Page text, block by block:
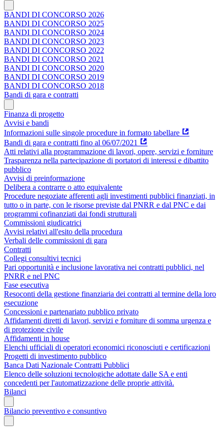
BANDI DI CONCORSO 2026
BANDI DI CONCORSO 2025
BANDI DI CONCORSO 2024
BANDI DI CONCORSO 2023
BANDI DI CONCORSO 2022
BANDI DI CONCORSO 2021
BANDI DI CONCORSO 2020
BANDI DI CONCORSO 2019
BANDI DI CONCORSO 2018
Bandi di gara e contratti
Finanza di progetto
Avvisi e bandi
Informazioni sulle singole procedure in formato tabellare
Bandi di gara e contratti fino al 06/07/2021
Atti relativi alla programmazione di lavori, opere, servizi e forniture
Trasparenza nella partecipazione di portatori di interessi e dibattito
pubblico
Avvisi di preinformazione
Delibera a contrarre o atto equivalente
Procedure negoziate afferenti agli investimenti pubblici finanziati, in
tutto o in parte, con le risorse previste dal PNRR e dal PNC e dai
programmi cofinanziati dai fondi strutturali
Commissioni giudicatrici
Avvisi relativi all'esito della procedura
Verbali delle commissioni di gara
Contratti
Collegi consultivi tecnici
Pari opportunità e inclusione lavorativa nei contratti pubblici, nel
PNRR e nel PNC
Fase esecutiva
Resoconti della gestione finanziaria dei contratti al termine della loro
esecuzione
Concessioni e partenariato pubblico privato
Affidamenti diretti di lavori, servizi e forniture di somma urgenza e
di protezione civile
Affidamenti in house
Elenchi ufficiali di operatori economici riconosciuti e certificazioni
Progetti di investimento pubblico
Banca Dati Nazionale Contratti Pubblici
Elenco delle soluzioni tecnologiche adottate dalle SA e enti
concedenti per l'automatizzazione delle proprie attività.
Bilanci
Bilancio preventivo e consuntivo